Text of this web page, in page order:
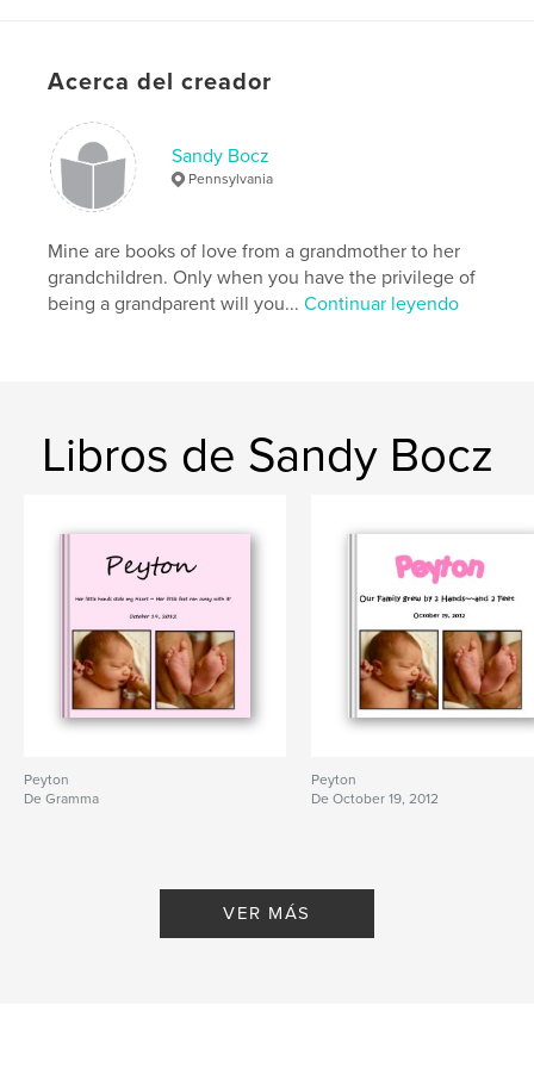
Acerca del creador
Sandy Bocz
Pennsylvania
Mine are books of love from a grandmother to her
grandchildren. Only when you have the privilege of
being a grandparent will you...Continuar leyendo
Libros de Sandy Bocz
Peyton
De Gramma
Peyton
De October 19, 2012
VER MÁS